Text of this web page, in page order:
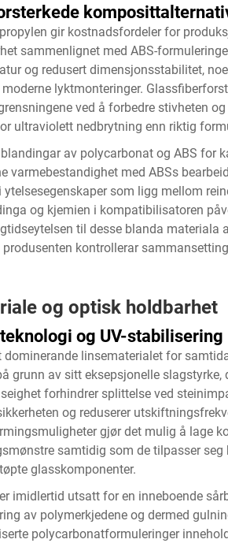
gir kostnadsfordeler for
sammenlignet med ABS-
og redusert dimensjonsstabilitet,
lyktmonteringer.
ved å forbedre stivheten
ultraviolett nedbrytning enn riktig
av polycarbonat og ABS for
varmebestandighet med ABSs
som ligg mellom
og kjemien i kompatibilisatoren
til desse blanda materiala
kontrollerar
og optisk holdbarhet
og UV-stabilisering
linsematerialet for
grunn av sitt eksepsjonelle
forhindrer splittelse ved
og reduserer
gjør det mulig å lage
samtidig som de tilpasser
glasskomponenter.
imidlertid utsatt for en inneboende
av polymerkjedene og dermed
polycarbonatformuleringer